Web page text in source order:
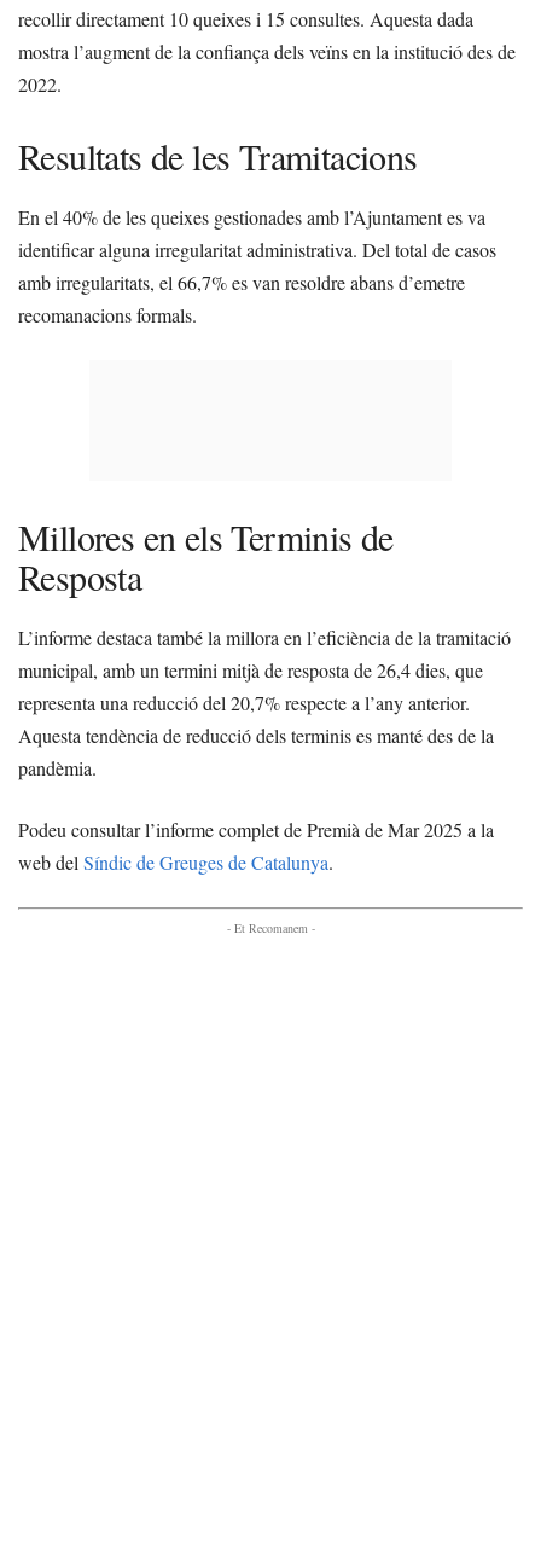
recollir directament 10 queixes i 15 consultes. Aquesta dada
mostra l’augment de la confiança dels veïns en la institució des de
2022.
Resultats de les Tramitacions
En el 40% de les queixes gestionades amb l’Ajuntament es va
identificar alguna irregularitat administrativa. Del total de casos
amb irregularitats, el 66,7% es van resoldre abans d’emetre
recomanacions formals.
Millores en els Terminis de
Resposta
L’informe destaca també la millora en l’eficiència de la tramitació
municipal, amb un termini mitjà de resposta de 26,4 dies, que
representa una reducció del 20,7% respecte a l’any anterior.
Aquesta tendència de reducció dels terminis es manté des de la
pandèmia.
Podeu consultar l’informe complet de Premià de Mar 2025 a la
web del Síndic de Greuges de Catalunya.
- Et Recomanem -